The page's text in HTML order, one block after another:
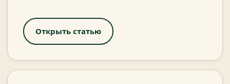
Открыть статью